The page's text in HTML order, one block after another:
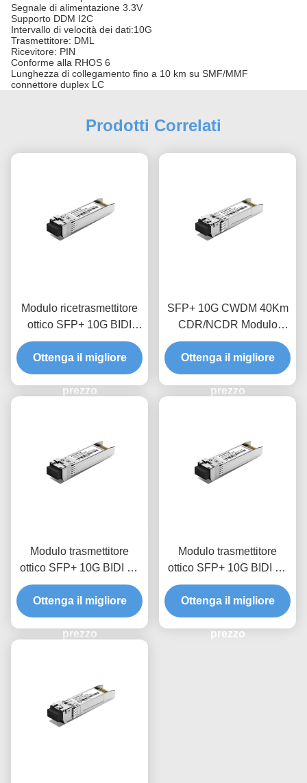
Segnale di alimentazione 3.3V
Supporto DDM I2C
Intervallo di velocità dei dati:10G
Trasmettitore: DML
Ricevitore: PIN
Conforme alla RHOS 6
Lunghezza di collegamento fino a 10 km su SMF/MMF
connettore duplex LC
Prodotti Correlati
Modulo ricetrasmettitore
ottico SFP+ 10G BIDI
80Km
Ottenga il migliore
prezzo
SFP+ 10G CWDM 40Km
CDR/NCDR Modulo
trasmettitore ottico
Ottenga il migliore
prezzo
Modulo trasmettitore
ottico SFP+ 10G BIDI 20
km
Ottenga il migliore
prezzo
Modulo trasmettitore
ottico SFP+ 10G BIDI 10
km
Ottenga il migliore
prezzo